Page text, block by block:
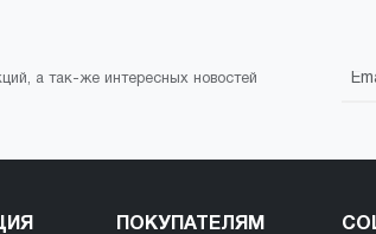
а так-же интересных новостей
ПОКУПАТЕЛЯМ